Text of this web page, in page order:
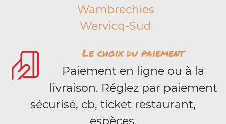
Wambrechies
Wervicq-Sud
Le choix du paiement
Paiement en ligne ou à la
livraison. Réglez par paiement
sécurisé, cb, ticket restaurant,
espèces.